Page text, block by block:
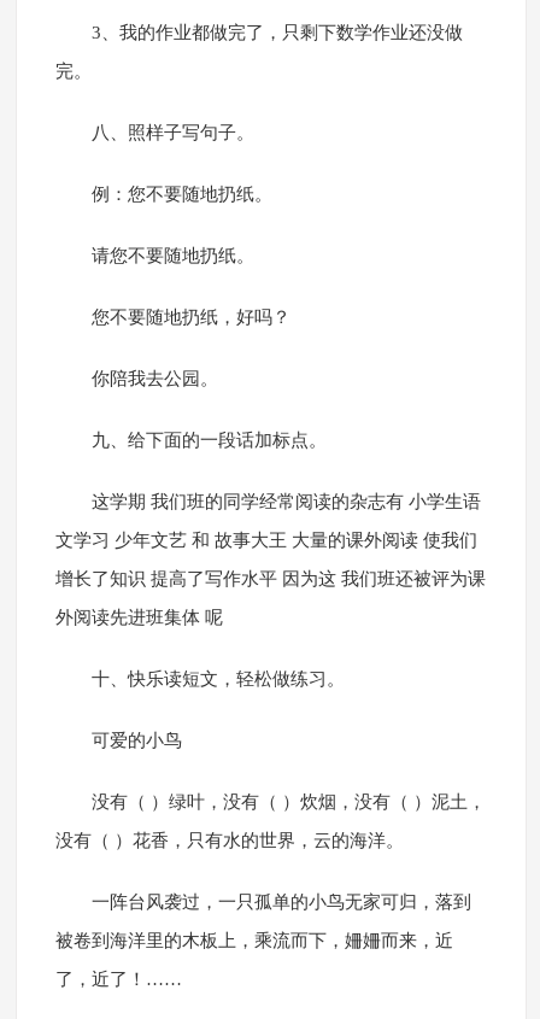
3、我的作业都做完了，只剩下数学作业还没做
完。
八、照样子写句子。
例：您不要随地扔纸。
请您不要随地扔纸。
您不要随地扔纸，好吗？
你陪我去公园。
九、给下面的一段话加标点。
这学期 我们班的同学经常阅读的杂志有 小学生语
文学习 少年文艺 和 故事大王 大量的课外阅读 使我们
增长了知识 提高了写作水平 因为这 我们班还被评为课
外阅读先进班集体 呢
十、快乐读短文，轻松做练习。
可爱的小鸟
没有（ ）绿叶，没有（ ）炊烟，没有（ ）泥土，
没有（ ）花香，只有水的世界，云的海洋。
一阵台风袭过，一只孤单的小鸟无家可归，落到
被卷到海洋里的木板上，乘流而下，姍姍而来，近
了，近了！……